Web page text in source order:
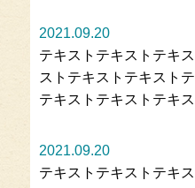
2021.09.20
テキストテキストテキ
ストテキストテキスト
テキストテキストテキ
2021.09.20
テキストテキストテキ